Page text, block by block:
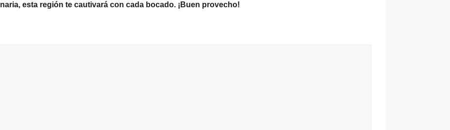
esta región te cautivará con cada bocado. ¡Buen provecho!